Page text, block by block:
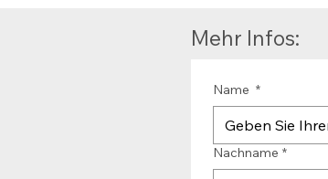
Mehr Infos:
Name *
Nachname *